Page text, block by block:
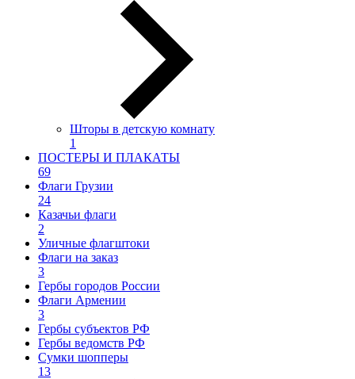
Шторы в детскую комнату
1
ПОСТЕРЫ И ПЛАКАТЫ
69
Флаги Грузии
24
Казачьи флаги
2
Уличные флагштоки
Флаги на заказ
3
Гербы городов России
Флаги Армении
3
Гербы субъектов РФ
Гербы ведомств РФ
Сумки шопперы
13